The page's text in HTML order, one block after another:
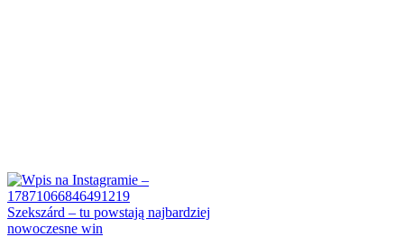
Szekszárd – tu powstają najbardziej
nowoczesne win